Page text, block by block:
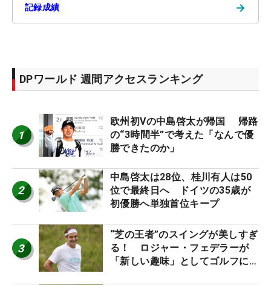
記録成績 →
DPワールド 週間アクセスランキング
1
欧州初Vの中島啓太が帰国 帰路
の“3時間半”で考えた「なんで優
勝できたのか」
2
中島啓太は28位、桂川有人は50
位で最終日へ ドイツの35歳が
初優勝へ単独首位キープ
3
“芝の王者”のスイングが美しすぎ
る！ ロジャー・フェデラーが
「新しい趣味」としてゴルフに挑